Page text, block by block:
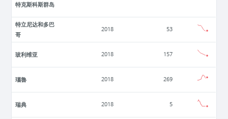
特克斯科斯群岛
特立尼达和多巴
哥
2018 53
玻利维亚 2018 157
瑙魯 2018 269
瑞典 2018 5